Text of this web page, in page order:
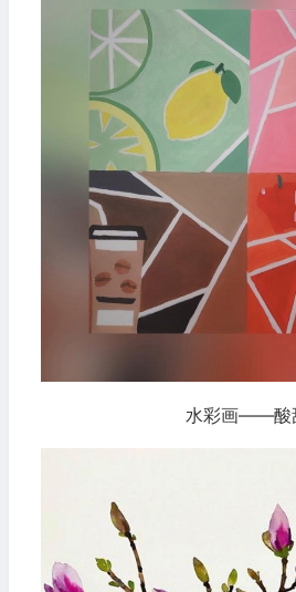
水彩画——酸